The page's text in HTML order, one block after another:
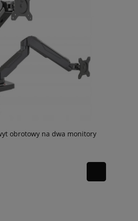
obrotowy na dwa monitory